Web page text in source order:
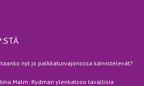
nyt jo palkkaturvajonossa kärvistelevät?
Malm: Rydman ylenkatsoo tavallisia